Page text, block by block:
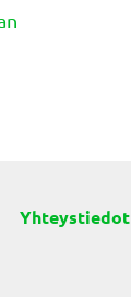
Yhteystiedot